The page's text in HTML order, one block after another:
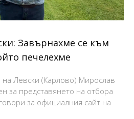
Завърнахме се към
печелехме
на Левски (Карлово) Мирослав
за представянето на отбора
за официалния сайт на